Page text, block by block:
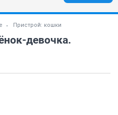
Пристрой: кошки
девочка.